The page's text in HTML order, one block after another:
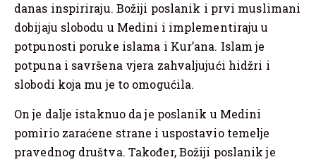
danas inspiriraju. Božiji poslanik i prvi muslimani
dobijaju slobodu u Medini i implementiraju u
potpunosti poruke islama i Kur’ana. Islam je
potpuna i savršena vjera zahvaljujući hidžri i
slobodi koja mu je to omogućila.
On je dalje istaknuo da je poslanik u Medini
pomirio zaraćene strane i uspostavio temelje
pravednog društva. Također, Božiji poslanik je